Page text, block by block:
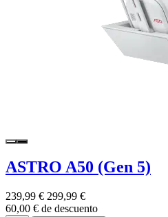
ASTRO A50 (Gen 5)
239,99 € 299,99 €
60,00 € de descuento